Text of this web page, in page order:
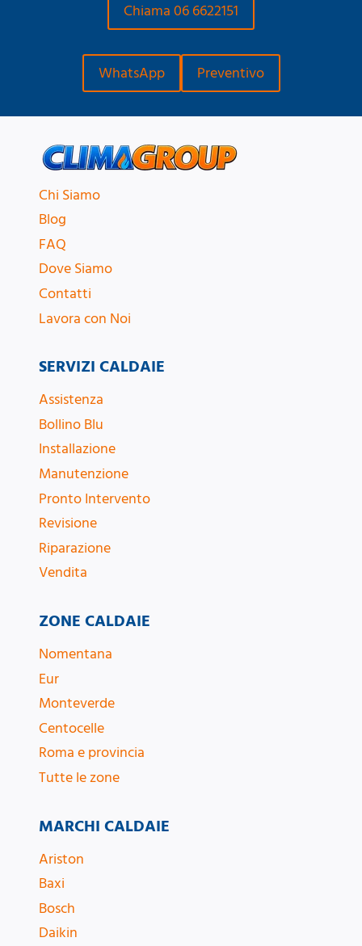
Chiama 06 6622151
WhatsApp Preventivo
Chi Siamo
Blog
FAQ
Dove Siamo
Contatti
Lavora con Noi
SERVIZI CALDAIE
Assistenza
Bollino Blu
Installazione
Manutenzione
Pronto Intervento
Revisione
Riparazione
Vendita
ZONE CALDAIE
Nomentana
Eur
Monteverde
Centocelle
Roma e provincia
Tutte le zone
MARCHI CALDAIE
Ariston
Baxi
Bosch
Daikin